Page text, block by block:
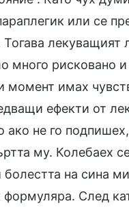
или се
лекуващият
много рисковано
момент имах
ефекти от
не го
му. Колебаех
на сина
формуляра. След